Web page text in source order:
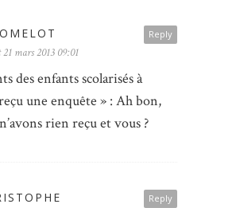
Reply
mars 2013 09:01
des enfants scolarisés à
une enquête » : Ah bon,
rien reçu et vous ?
Reply